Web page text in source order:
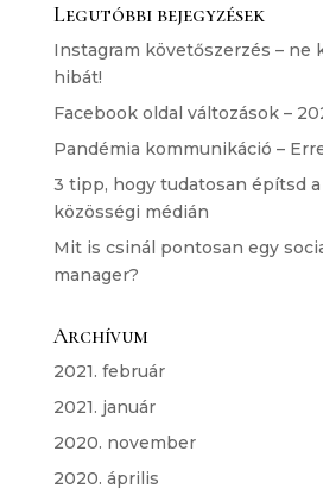
Legutóbbi bejegyzések
Instagram követőszerzés – ne
hibát!
Facebook oldal változások –
Pandémia kommunikáció –
3 tipp, hogy tudatosan építsd a
közösségi médián
Mit is csinál pontosan egy
manager?
Archívum
2021. február
2021. január
2020. november
2020. április